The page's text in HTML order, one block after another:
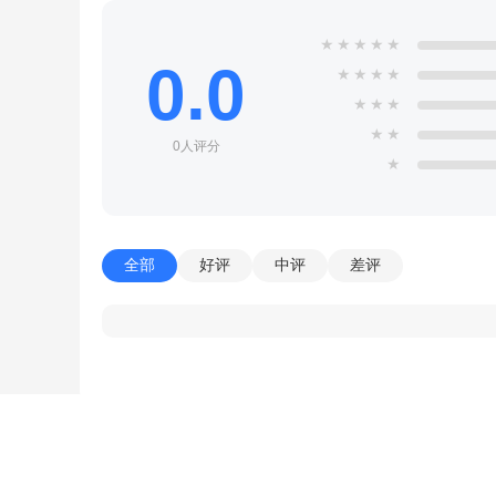
0.0
0人评分
★ ★ ★ ★ ★
★ ★ ★ ★
★ ★ ★
★ ★
★
全部 好评 中评 差评